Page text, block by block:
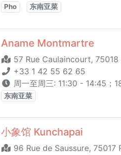
Pho 东南亚菜
Aname Montmartre
57 Rue Caulaincourt, 75018
+33 1 42 55 62 65
周一至周三: 11:30 - 14:45
东南亚菜
小象馆 Kunchapai
96 Rue de Saussure, 75017